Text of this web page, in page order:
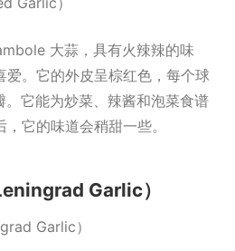
大蒜，具有火辣辣的味
爱。它的外皮呈棕红色，每个球
它能为炒菜、辣酱和泡菜食谱
它的味道会稍甜一些。
Garlic）